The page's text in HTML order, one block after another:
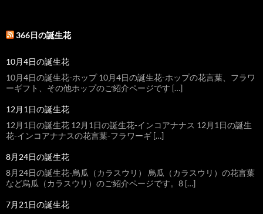
366日の誕生花
10月4日の誕生花
10月4日の誕生花-ホップ 10月4日の誕生花-ホップの花言葉、フラワ
ーギフト、その他ホップのご紹介ページです […]
12月1日の誕生花
12月1日の誕生花 12月1日の誕生花-インコアナナス 12月1日の誕生
花-インコアナナスの花言葉-フラワーギ […]
8月24日の誕生花
8月24日の誕生花-烏瓜（カラスウリ） 烏瓜（カラスウリ）の花言葉
など烏瓜（カラスウリ）のご紹介ページです。8 […]
7月21日の誕生花